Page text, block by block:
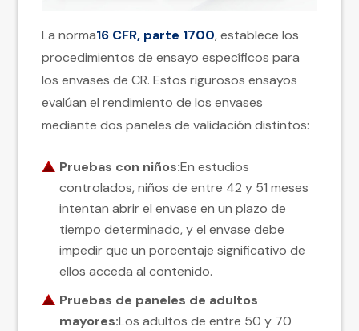
La norma16 CFR, parte 1700, establece los
procedimientos de ensayo específicos para
los envases de CR. Estos rigurosos ensayos
evalúan el rendimiento de los envases
mediante dos paneles de validación distintos:
Pruebas con niños:En estudios
controlados, niños de entre 42 y 51 meses
intentan abrir el envase en un plazo de
tiempo determinado, y el envase debe
impedir que un porcentaje significativo de
ellos acceda al contenido.
Pruebas de paneles de adultos
mayores:Los adultos de entre 50 y 70